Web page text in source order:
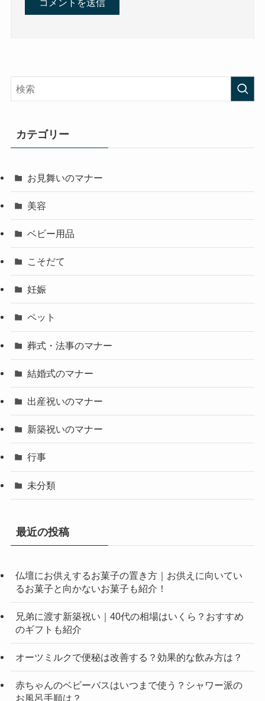
カテゴリー
お見舞いのマナー
美容
ベビー用品
こそだて
妊娠
ペット
葬式・法事のマナー
結婚式のマナー
出産祝いのマナー
新築祝いのマナー
行事
未分類
最近の投稿
仏壇にお供えするお菓子の置き方｜お供えに向いてい
るお菓子と向かないお菓子も紹介！
兄弟に渡す新築祝い｜40代の相場はいくら？おすすめ
のギフトも紹介
オーツミルクで便秘は改善する？効果的な飲み方は？
赤ちゃんのベビーバスはいつまで使う？シャワー派の
お風呂手順は？